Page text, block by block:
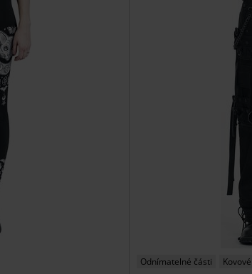
Odnímatelné části